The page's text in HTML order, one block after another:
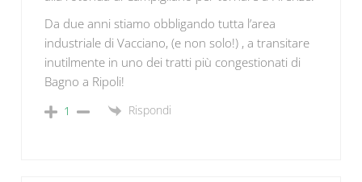
Da due anni stiamo obbligando tutta l’area
industriale di Vacciano, (e non solo!) , a transitare
inutilmente in uno dei tratti più congestionati di
Bagno a Ripoli!
1 Rispondi